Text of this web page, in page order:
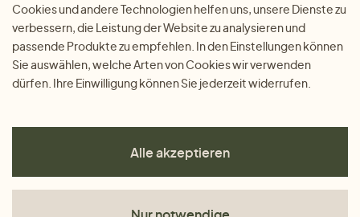
Cookies und andere Technologien helfen uns, unsere Dienste zu
verbessern, die Leistung der Website zu analysieren und
passende Produkte zu empfehlen. In den Einstellungen können
Sie auswählen, welche Arten von Cookies wir verwenden
dürfen. Ihre Einwilligung können Sie jederzeit widerrufen.
Alle akzeptieren